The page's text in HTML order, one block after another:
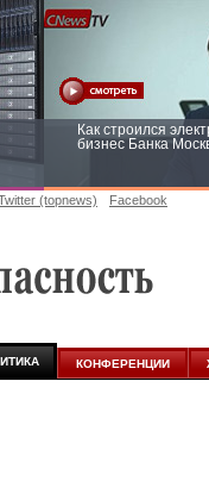
Как строился
бизнес Банка
(topnews) Facebook
КОНФЕРЕНЦИИ